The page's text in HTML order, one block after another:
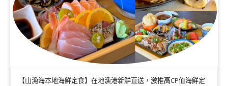
【山漁海本地海鮮定食】在地漁港新鮮直送，激推高CP值海鮮定